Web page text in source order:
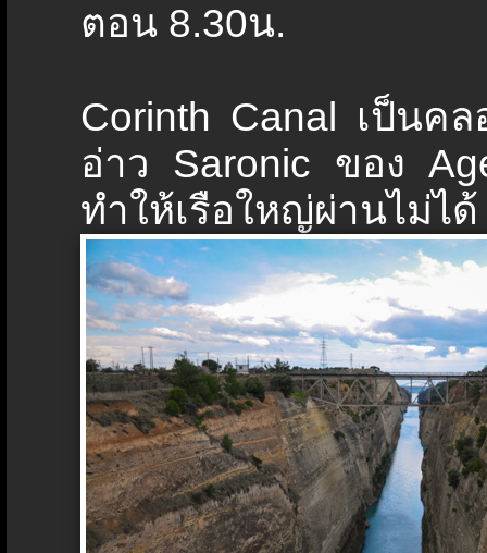
ตอน 8.30น.
Corinth Canal เป็นค
อ่าว Saronic ของ
ทำให้เรือใหญ่ผ่านไม่ไ